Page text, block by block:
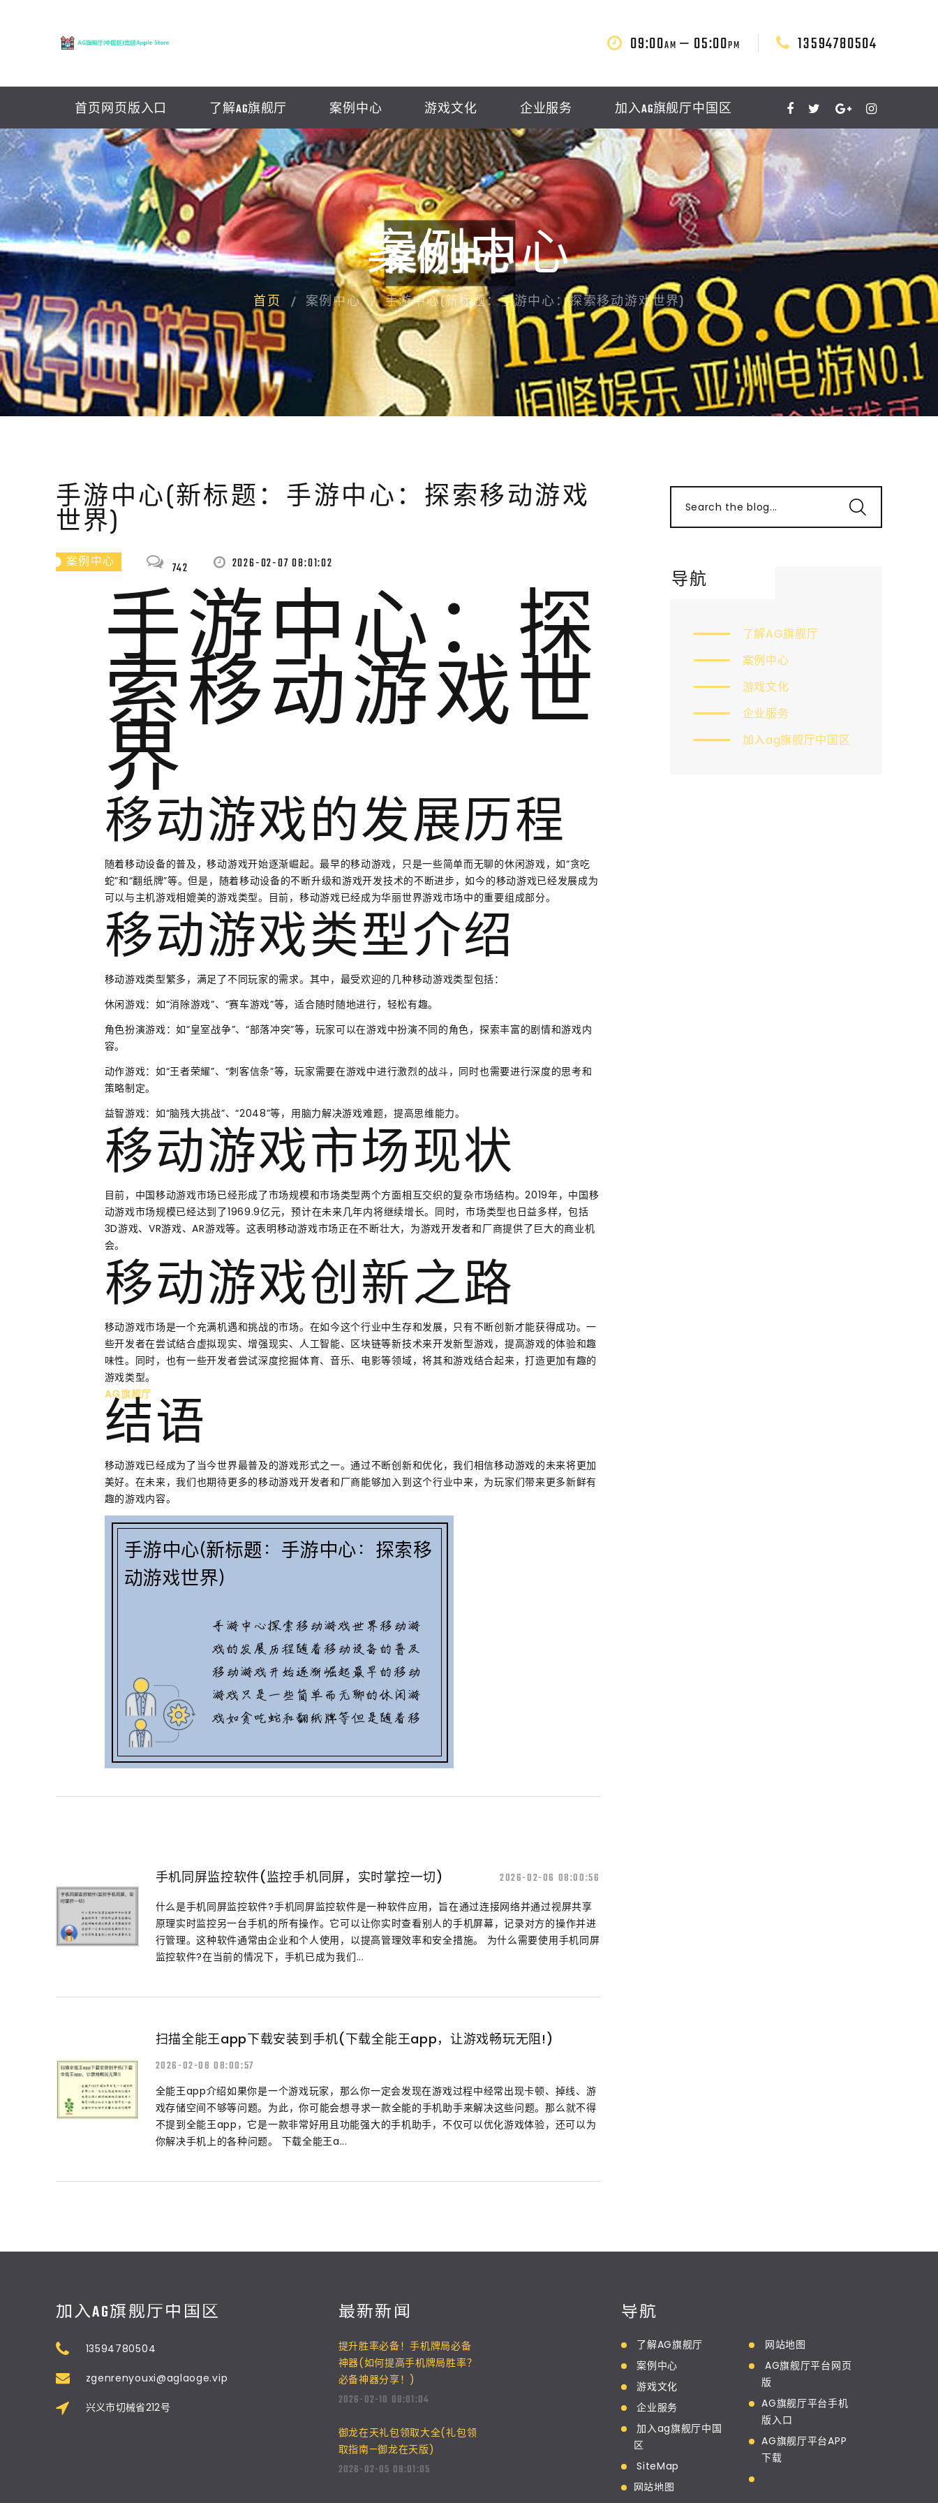
09:00AM — 05:00PM 13594780504
首页网页版入口 了解AG旗舰厅 案例中心 游戏文化 企业服务 加入AG旗舰厅中国区
案例中心
首页 案例中心 手游中心(新标题：手游中心：探索移动游戏世界)
手游中心(新标题：手游中心：探索移动游戏
世界)
案例中心 742 2026-02-07 08:01:02
手游中心：探
索移动游戏世
界
移动游戏的发展历程
随着移动设备的普及，移动游戏开始逐渐崛起。最早的移动游戏，只是一些简单而无聊的休闲游戏，如“贪吃
蛇”和“翻纸牌”等。但是，随着移动设备的不断升级和游戏开发技术的不断进步，如今的移动游戏已经发展成为
可以与主机游戏相媲美的游戏类型。目前，移动游戏已经成为华丽世界游戏市场中的重要组成部分。
移动游戏类型介绍
移动游戏类型繁多，满足了不同玩家的需求。其中，最受欢迎的几种移动游戏类型包括：
休闲游戏：如“消除游戏”、“赛车游戏”等，适合随时随地进行，轻松有趣。
角色扮演游戏：如“皇室战争”、“部落冲突”等，玩家可以在游戏中扮演不同的角色，探索丰富的剧情和游戏内
容。
动作游戏：如“王者荣耀”、“刺客信条”等，玩家需要在游戏中进行激烈的战斗，同时也需要进行深度的思考和
策略制定。
益智游戏：如“脑残大挑战”、“2048”等，用脑力解决游戏难题，提高思维能力。
移动游戏市场现状
目前，中国移动游戏市场已经形成了市场规模和市场类型两个方面相互交织的复杂市场结构。2019年，中国移
动游戏市场规模已经达到了1969.9亿元，预计在未来几年内将继续增长。同时，市场类型也日益多样，包括
3D游戏、VR游戏、AR游戏等。这表明移动游戏市场正在不断壮大，为游戏开发者和厂商提供了巨大的商业机
会。
移动游戏创新之路
移动游戏市场是一个充满机遇和挑战的市场。在如今这个行业中生存和发展，只有不断创新才能获得成功。一
些开发者在尝试结合虚拟现实、增强现实、人工智能、区块链等新技术来开发新型游戏，提高游戏的体验和趣
味性。同时，也有一些开发者尝试深度挖掘体育、音乐、电影等领域，将其和游戏结合起来，打造更加有趣的
游戏类型。
AG旗舰厅
结语
移动游戏已经成为了当今世界最普及的游戏形式之一。通过不断创新和优化，我们相信移动游戏的未来将更加
美好。在未来，我们也期待更多的移动游戏开发者和厂商能够加入到这个行业中来，为玩家们带来更多新鲜有
趣的游戏内容。
手机同屏监控软件(监控手机同屏，实时掌控一切) 2026-02-06 08:00:56
什么是手机同屏监控软件?手机同屏监控软件是一种软件应用，旨在通过连接网络并通过视屏共享
原理实时监控另一台手机的所有操作。它可以让你实时查看别人的手机屏幕，记录对方的操作并进
行管理。这种软件通常由企业和个人使用，以提高管理效率和安全措施。 为什么需要使用手机同屏
监控软件?在当前的情况下，手机已成为我们...
扫描全能王app下载安装到手机(下载全能王app，让游戏畅玩无阻!)
2026-02-08 08:00:57
全能王app介绍如果你是一个游戏玩家，那么你一定会发现在游戏过程中经常出现卡顿、掉线、游
戏存储空间不够等问题。为此，你可能会想寻求一款全能的手机助手来解决这些问题。那么就不得
不提到全能王app，它是一款非常好用且功能强大的手机助手，不仅可以优化游戏体验，还可以为
你解决手机上的各种问题。 下载全能王a...
Search the blog...
导航
了解AG旗舰厅
案例中心
游戏文化
企业服务
加入ag旗舰厅中国区
加入AG旗舰厅中国区
13594780504
zgenrenyouxi@aglaoge.vip
兴义市切械省212号
最新新闻
提升胜率必备！手机牌局必备
神器(如何提高手机牌局胜率？
必备神器分享！)
2026-02-10 08:01:04
御龙在天礼包领取大全(礼包领
取指南—御龙在天版)
2026-02-05 08:01:05
导航
了解AG旗舰厅
案例中心
游戏文化
企业服务
加入ag旗舰厅中国
区
SiteMap
网站地图
网站地图
AG旗舰厅平台网页
版
AG旗舰厅平台手机
版入口
AG旗舰厅平台APP
下载